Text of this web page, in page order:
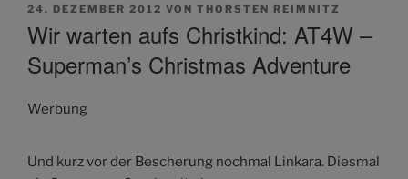
VERÖFFENTLICHT
24. DEZEMBER 2012 VON THORSTEN REIMNITZ
Wir warten aufs Christkind: AT4W –
Superman’s Christmas Adventure
Werbung
Und kurz vor der Bescherung nochmal Linkara. Diesmal